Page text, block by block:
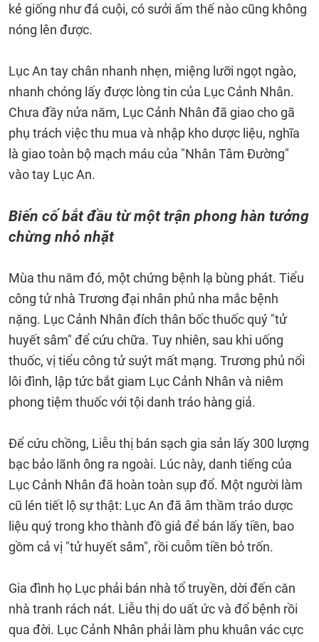
kẻ giống như đá cuội, có sưởi ấm thế nào cũng không
nóng lên được.
Lục An tay chân nhanh nhẹn, miệng lưỡi ngọt ngào,
nhanh chóng lấy được lòng tin của Lục Cảnh Nhân.
Chưa đầy nửa năm, Lục Cảnh Nhân đã giao cho gã
phụ trách việc thu mua và nhập kho dược liệu, nghĩa
là giao toàn bộ mạch máu của "Nhân Tâm Đường"
vào tay Lục An.
Biến cố bắt đầu từ một trận phong hàn tưởng
chừng nhỏ nhặt
Mùa thu năm đó, một chứng bệnh lạ bùng phát. Tiểu
công tử nhà Trương đại nhân phủ nha mắc bệnh
nặng. Lục Cảnh Nhân đích thân bốc thuốc quý "tử
huyết sâm" để cứu chữa. Tuy nhiên, sau khi uống
thuốc, vị tiểu công tử suýt mất mạng. Trương phủ nổi
lôi đình, lập tức bắt giam Lục Cảnh Nhân và niêm
phong tiệm thuốc với tội danh tráo hàng giả.
Để cứu chồng, Liễu thị bán sạch gia sản lấy 300 lượng
bạc bảo lãnh ông ra ngoài. Lúc này, danh tiếng của
Lục Cảnh Nhân đã hoàn toàn sụp đổ. Một người làm
cũ lén tiết lộ sự thật: Lục An đã âm thầm tráo dược
liệu quý trong kho thành đồ giả để bán lấy tiền, bao
gồm cả vị "tử huyết sâm", rồi cuỗm tiền bỏ trốn.
Gia đình họ Lục phải bán nhà tổ truyền, dời đến căn
nhà tranh rách nát. Liễu thị do uất ức và đổ bệnh rồi
qua đời. Lục Cảnh Nhân phải làm phu khuân vác cực